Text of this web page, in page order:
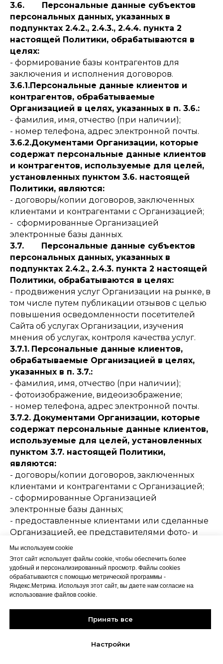
3.6. Персональные данные субъектов
персональных данных, указанных в
подпунктах 2.4.2., 2.4.3., 2.4.4. пункта 2
настоящей Политики, обрабатываются в
целях:
- формирование базы контрагентов для
заключения и исполнения договоров.
3.6.1.Персональные данные клиентов и
контрагентов, обрабатываемые
Организацией в целях, указанных в п. 3.6.:
- фамилия, имя, отчество (при наличии);
- номер телефона, адрес электронной почты.
3.6.2.Документами Организации, которые
содержат персональные данные клиентов
и контрагентов, используемые для целей,
установленных пунктом 3.6. настоящей
Политики, являются:
- договоры/копии договоров, заключенных
клиентами и контрагентами с Организацией;
- сформированные Организацией
электронные базы данных.
3.7. Персональные данные субъектов
персональных данных, указанных в
подпунктах 2.4.2., 2.4.3. пункта 2 настоящей
Политики, обрабатываются в целях:
- продвижения услуг Организации на рынке, в
том числе путем публикации отзывов с целью
повышения осведомленности посетителей
Сайта об услугах Организации, изучения
мнения об услугах, контроля качества услуг.
3.7.1. Персональные данные клиентов,
обрабатываемые Организацией в целях,
указанных в п. 3.7.:
- фамилия, имя, отчество (при наличии);
- фотоизображение, видеоизображение;
- номер телефона, адрес электронной почты.
3.7.2. Документами Организации, которые
содержат персональные данные клиентов,
используемые для целей, установленных
пунктом 3.7. настоящей Политики,
являются:
- договоры/копии договоров, заключенных
клиентами и контрагентами с Организацией;
- сформированные Организацией
электронные базы данных;
- предоставленные клиентами или сделанные
Организацией, ее представителями фото- и
видеоизображения во время предоставления
Организацией услуг.
3.8. Конфиденциальная персональная
информация субъектов персональных
данных, указанных в подпункте 2.4.5. пункта
2 настоящей Политики, обрабатывается в
целях:
- сбора статистической информации о
интересуют пользователей Сайте, с целью
Мы используем cookie
Этот сайт использует файлы cookie, чтобы обеспечить более
удобный и персонализированный просмотр. Файлы cookies
обрабатываются с помощью метрической программы -
Яндекс.Метрика. Используя этот сайт, вы даете нам согласие на
использование файлов cookie.
Принять все
Настройки